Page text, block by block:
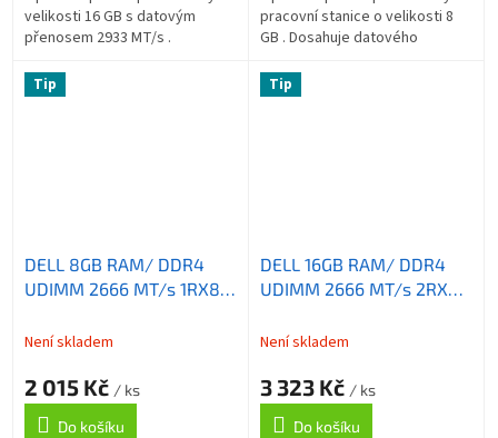
velikosti 16 GB s datovým
přenosem 2933 MT/s .
Kapacita: 16 GB; Set pamětí: 1 x
16 GB; Typ paměti:...
pracovní stanice o velikosti 8
GB . Dosahuje datového
SPECIFIKACE; Kapacita: 8 GB;
Set paměti:...
Tip
DELL 8GB RAM/ DDR4
UDIMM 2666 MT/s 1RX8
T130/ R230/ R330/ T330/
R340/ T340
Není skladem
2 015 Kč / ks
Do košíku
Tip
DELL 16GB RAM/ DDR4
UDIMM 2666 MT/s 2RX8
Není skladem
3 323 Kč / ks
Do košíku